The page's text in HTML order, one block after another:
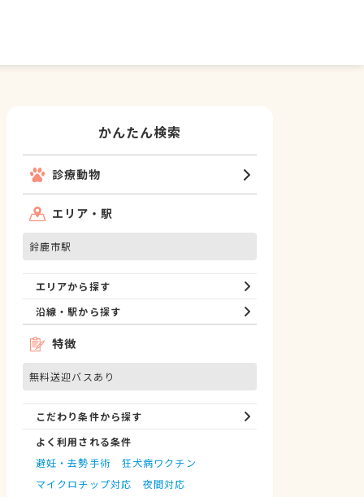
かんたん検索
診療動物
エリア・駅
鈴鹿市駅
エリアから探す
沿線・駅から探す
特徴
無料送迎バスあり
こだわり条件から探す
よく利用される条件
避妊・去勢手術
狂犬病ワクチン
マイクロチップ対応
夜間対応